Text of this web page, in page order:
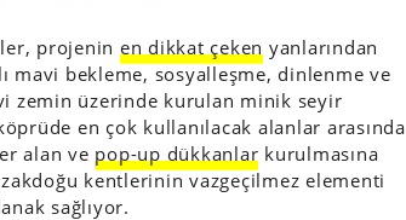
projenin en dikkat çeken yanlarından
mavi bekleme, sosyalleşme, dinlenme ve
zemin üzerinde kurulan minik seyir
en çok kullanılacak alanlar arasında
alan ve pop-up dükkanlar kurulmasına
kentlerinin vazgeçilmez elementi
sağlıyor.